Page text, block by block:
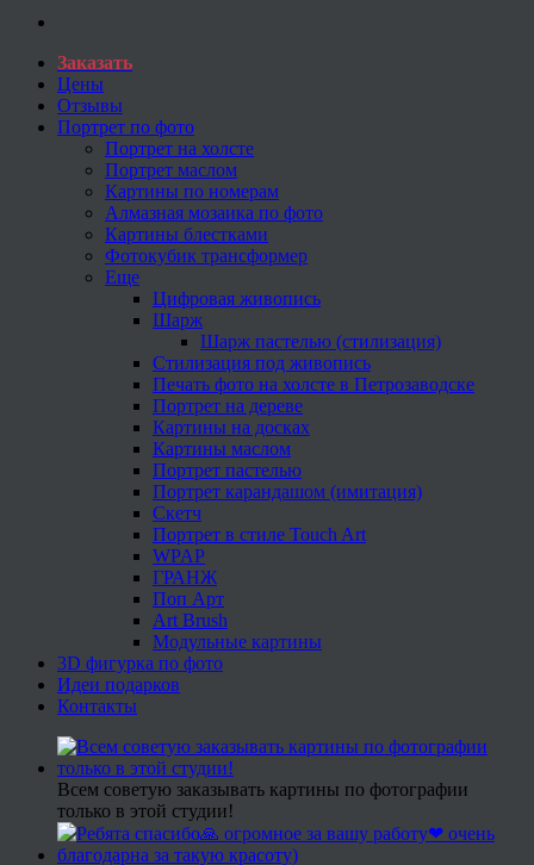
Заказать
Цены
Отзывы
Портрет по фото
Портрет на холсте
Портрет маслом
Картины по номерам
Алмазная мозаика по фото
Картины блестками
Фотокубик трансформер
Еще
Цифровая живопись
Шарж
Шарж пастелью (стилизация)
Стилизация под живопись
Печать фото на холсте в Петрозаводске
Портрет на дереве
Картины на досках
Картины маслом
Портрет пастелью
Портрет карандашом (имитация)
Скетч
Портрет в стиле Touch Art
WPAP
ГРАНЖ
Поп Арт
Art Brush
Модульные картины
3D фигурка по фото
Идеи подарков
Контакты
Всем советую заказывать картины по фотографии
только в этой студии!